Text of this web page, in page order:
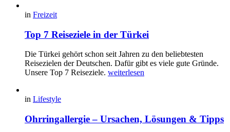
in Freizeit
Top 7 Reiseziele in der Türkei
Die Türkei gehört schon seit Jahren zu den beliebtesten
Reisezielen der Deutschen. Dafür gibt es viele gute Gründe.
Unsere Top 7 Reiseziele. weiterlesen
in Lifestyle
Ohrringallergie – Ursachen, Lösungen & Tipps